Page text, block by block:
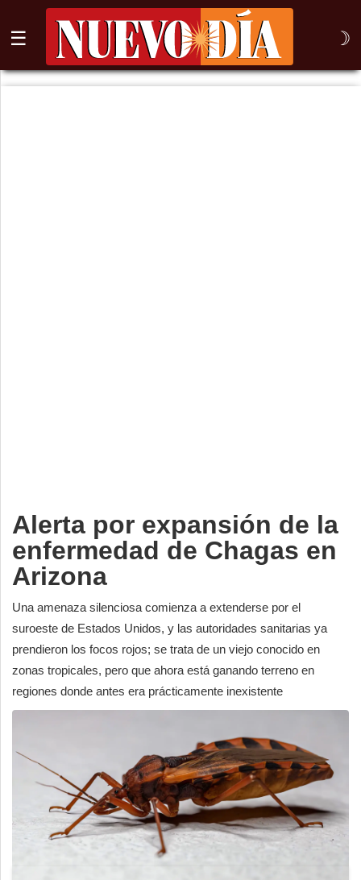
☰ ☽
⌕
Alerta por expansión de la
enfermedad de Chagas en
Arizona
Una amenaza silenciosa comienza a extenderse por el
suroeste de Estados Unidos, y las autoridades sanitarias ya
prendieron los focos rojos; se trata de un viejo conocido en
zonas tropicales, pero que ahora está ganando terreno en
regiones donde antes era prácticamente inexistente